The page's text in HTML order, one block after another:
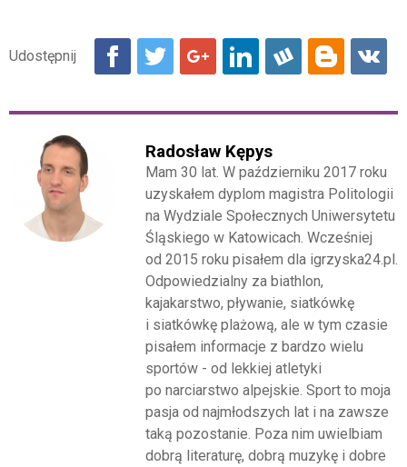
Radosław Kępys
Mam 30 lat. W październiku 2017 roku
uzyskałem dyplom magistra Politologii
na Wydziale Społecznych Uniwersytetu
Śląskiego w Katowicach. Wcześniej
od 2015 roku pisałem dla igrzyska24.pl.
Odpowiedzialny za biathlon,
kajakarstwo, pływanie, siatkówkę
i siatkówkę plażową, ale w tym czasie
pisałem informacje z bardzo wielu
sportów - od lekkiej atletyki
po narciarstwo alpejskie. Sport to moja
pasja od najmłodszych lat i na zawsze
taką pozostanie. Poza nim uwielbiam
dobrą literaturę, dobrą muzykę i dobre